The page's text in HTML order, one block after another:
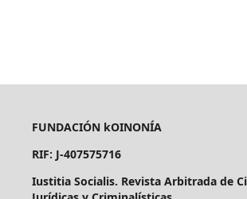
FUNDACIÓN kOINONÍA
RIF: J-407575716
Iustitia Socialis. Revista Arbitrada de